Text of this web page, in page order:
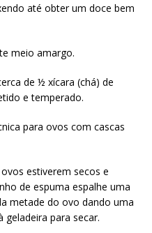
até obter um doce bem
meio amargo.
de ½ xícara (chá) de
e temperado.
para ovos com cascas
estiverem secos e
de espuma espalhe uma
metade do ovo dando uma
geladeira para secar.